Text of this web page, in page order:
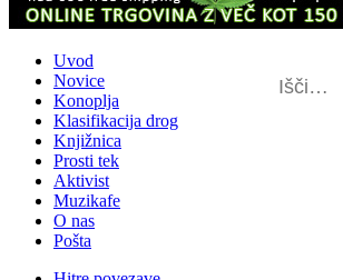
Uvod
Novice
Konoplja
Klasifikacija drog
Knjižnica
Prosti tek
Aktivist
Muzikafe
O nas
Pošta